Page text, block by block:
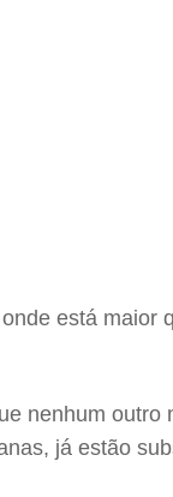
está maior
nenhum outro
já estão